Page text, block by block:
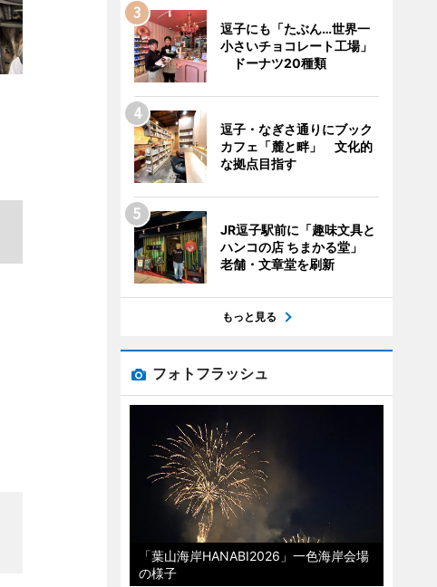
逗子にも「たぶん…世界一
小さいチョコレート工場」
ドーナツ20種類
逗子・なぎさ通りにブック
カフェ「麓と畔」 文化的
な拠点目指す
JR逗子駅前に「趣味文具と
ハンコの店 ちまかる堂」
老舗・文章堂を刷新
もっと見る
フォトフラッシュ
「葉山海岸HANABI2026」一色海岸会場
の様子